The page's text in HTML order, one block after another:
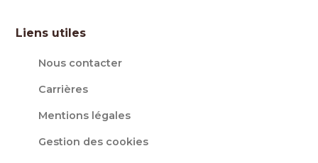
Liens utiles
Nous contacter
Carrières
Mentions légales
Gestion des cookies